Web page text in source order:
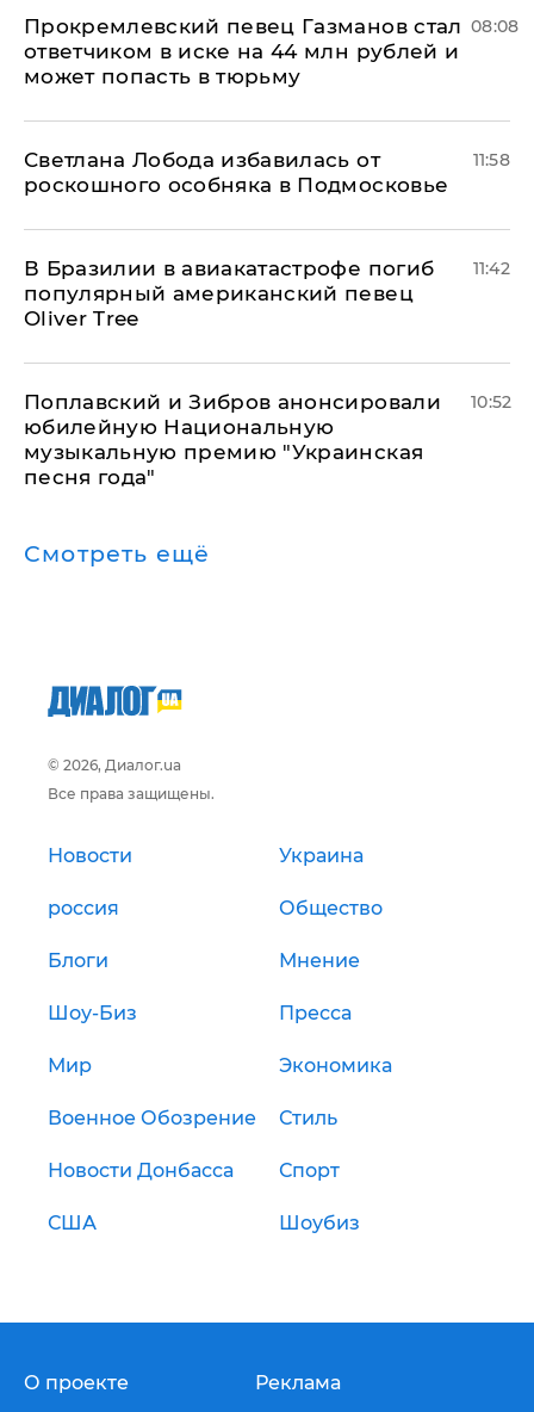
Прокремлевский певец Газманов стал
ответчиком в иске на 44 млн рублей и
может попасть в тюрьму
08:08
Светлана Лобода избавилась от
роскошного особняка в Подмосковье
11:58
В Бразилии в авиакатастрофе погиб
популярный американский певец
Oliver Tree
11:42
Поплавский и Зибров анонсировали
юбилейную Национальную
музыкальную премию "Украинская
песня года"
10:52
Смотреть ещё
© 2026, Диалог.ua
Все права защищены.
Новости Украина
россия Общество
Блоги Мнение
Шоу-Биз Пресса
Мир Экономика
Военное Обозрение Стиль
Новости Донбасса Спорт
США Шоубиз
О проекте Реклама